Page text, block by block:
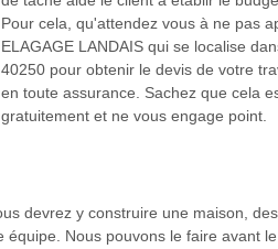
Pour cela, qu'attendez vous à ne pas
ELAGAGE LANDAIS qui se localise
40250 pour obtenir le devis de votre
en toute assurance. Sachez que cela
gratuitement et ne vous engage point.
devrez y construire une maison,
équipe. Nous pouvons le faire avant